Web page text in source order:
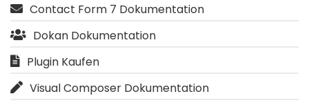
Contact Form 7 Dokumentation
Dokan Dokumentation
Plugin Kaufen
Visual Composer Dokumentation